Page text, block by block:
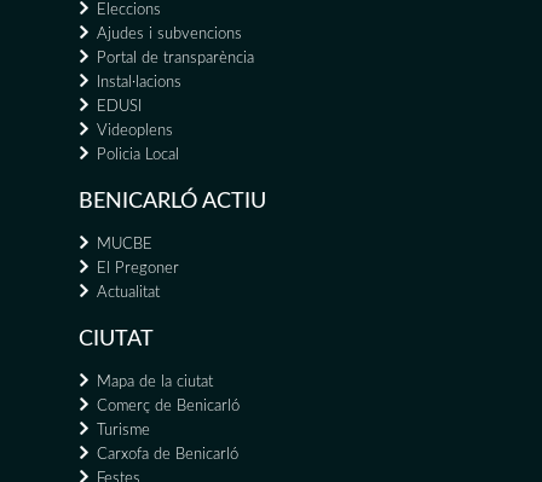
Eleccions
Ajudes i subvencions
Portal de transparència
Instal·lacions
EDUSI
Videoplens
Policia Local
BENICARLÓ ACTIU
MUCBE
El Pregoner
Actualitat
CIUTAT
Mapa de la ciutat
Comerç de Benicarló
Turisme
Carxofa de Benicarló
Festes